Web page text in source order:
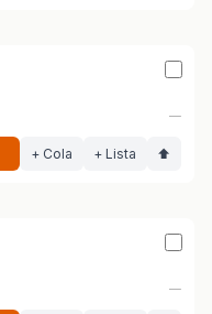
—
+ Cola + Lista ⬆
—